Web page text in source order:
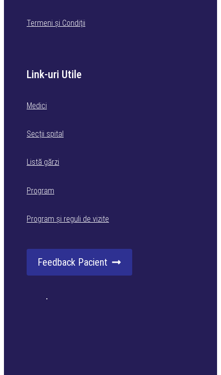
Termeni şi Condiţii
Link-uri Utile
Medici
Secții spital
Listă gărzi
Program
Program și reguli de vizite
Feedback Pacient